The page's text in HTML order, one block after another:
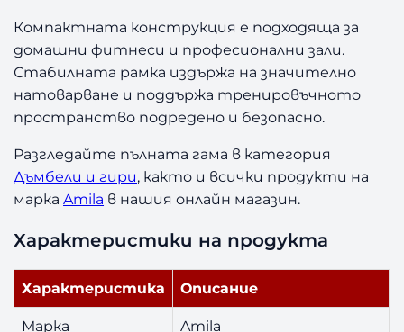
i
l
a
Компактната конструкция е подходяща за
домашни фитнеси и професионални зали.
Стабилната рамка издържа на значително
натоварване и поддържа тренировъчното
пространство подредено и безопасно.
Разгледайте пълната гама в категория
Дъмбели и гири, както и всички продукти на
маркаAmila в нашия онлайн магазин.
Характеристики на продукта
Характеристика Описание
Марка Amila